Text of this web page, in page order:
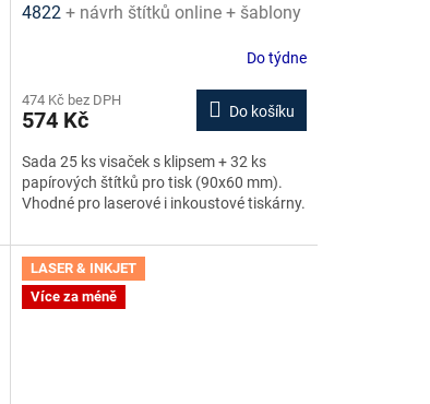
4822 + návrh štítků online + šablony
Do týdne
474 Kč bez DPH
574 Kč Do košíku
Sada 25 ks visaček s klipsem + 32 ks
papírových štítků pro tisk (90x60 mm).
Vhodné pro laserové i inkoustové tiskárny.
LASER & INKJET
Více za méně